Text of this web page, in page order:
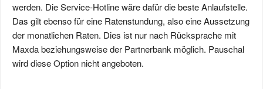
werden. Die Service-Hotline wäre dafür die beste Anlaufstelle.
Das gilt ebenso für eine Ratenstundung, also eine Aussetzung
der monatlichen Raten. Dies ist nur nach Rücksprache mit
Maxda beziehungsweise der Partnerbank möglich. Pauschal
wird diese Option nicht angeboten.